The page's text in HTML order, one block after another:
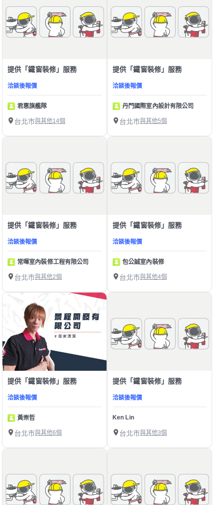
提供「鐵窗裝修」服務
洽談後報價
君惠旗艦隊
台北市與其他14個
提供「鐵窗裝修」服務
洽談後報價
丹門國際室內設計有限公司
台北市與其他5個
提供「鐵窗裝修」服務
洽談後報價
常暉室內裝修工程有限公司
台北市與其他2個
提供「鐵窗裝修」服務
洽談後報價
包公誠室內裝修
台北市與其他4個
提供「鐵窗裝修」服務
洽談後報價
黃崇哲
台北市與其他6個
提供「鐵窗裝修」服務
洽談後報價
Ken Lin
台北市與其他3個